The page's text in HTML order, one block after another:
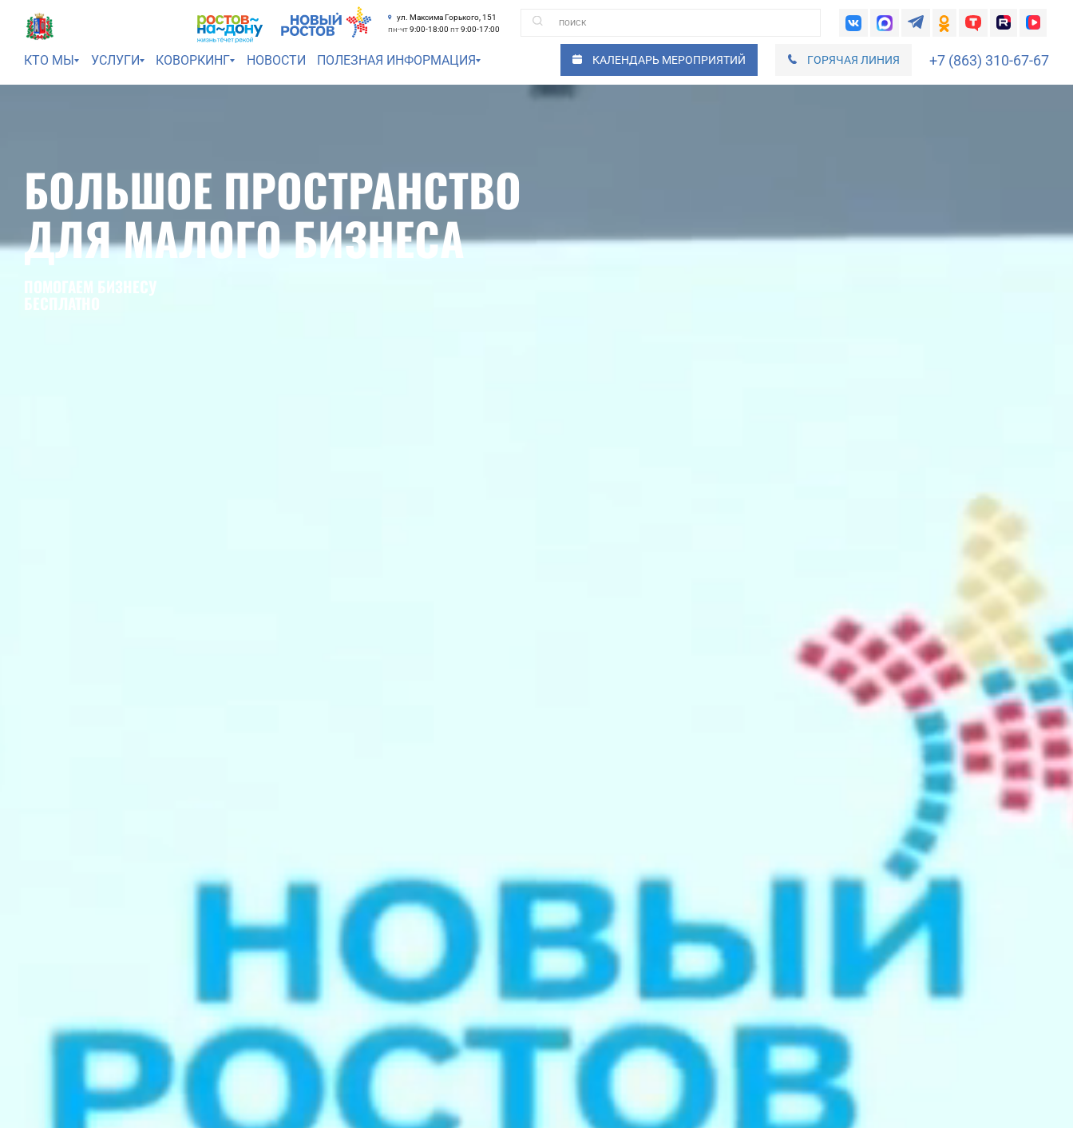
ул. Максима Горького, 151
пн-чт9:00-18:00 пт9:00-17:00
КТО МЫ УСЛУГИ КОВОРКИНГ НОВОСТИ ПОЛЕЗНАЯ ИНФОРМАЦИЯ КАЛЕНДАРЬ МЕРОПРИЯТИЙ ГОРЯЧАЯ ЛИНИЯ +7 (863) 310-67-67
БОЛЬШОЕ ПРОСТРАНСТВО
ДЛЯ МАЛОГО БИЗНЕСА
ПОМОГАЕМ БИЗНЕСУ
БЕСПЛАТНО